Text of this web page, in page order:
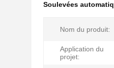
Soulevées
Nom du produit:
Application du
projet: